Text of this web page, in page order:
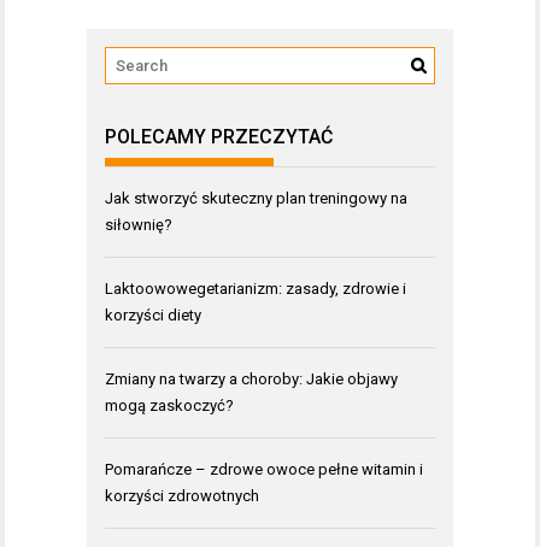
POLECAMY PRZECZYTAĆ
Jak stworzyć skuteczny plan treningowy na
siłownię?
Laktoowowegetarianizm: zasady, zdrowie i
korzyści diety
Zmiany na twarzy a choroby: Jakie objawy
mogą zaskoczyć?
Pomarańcze – zdrowe owoce pełne witamin i
korzyści zdrowotnych